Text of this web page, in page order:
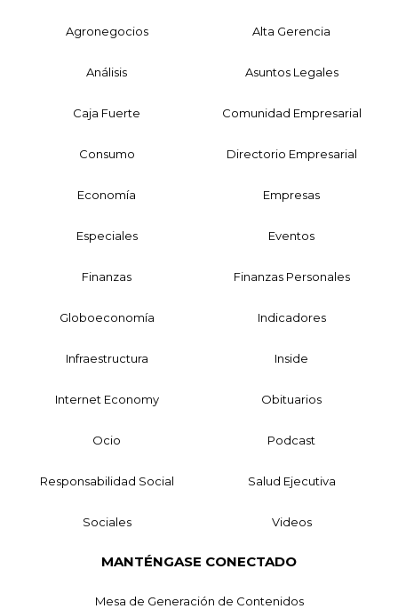
Agronegocios Alta Gerencia
Análisis Asuntos Legales
Caja Fuerte Comunidad Empresarial
Consumo Directorio Empresarial
Economía Empresas
Especiales Eventos
Finanzas Finanzas Personales
Globoeconomía Indicadores
Infraestructura Inside
Internet Economy Obituarios
Ocio Podcast
Responsabilidad Social Salud Ejecutiva
Sociales Videos
MANTÉNGASE CONECTADO
Mesa de Generación de Contenidos